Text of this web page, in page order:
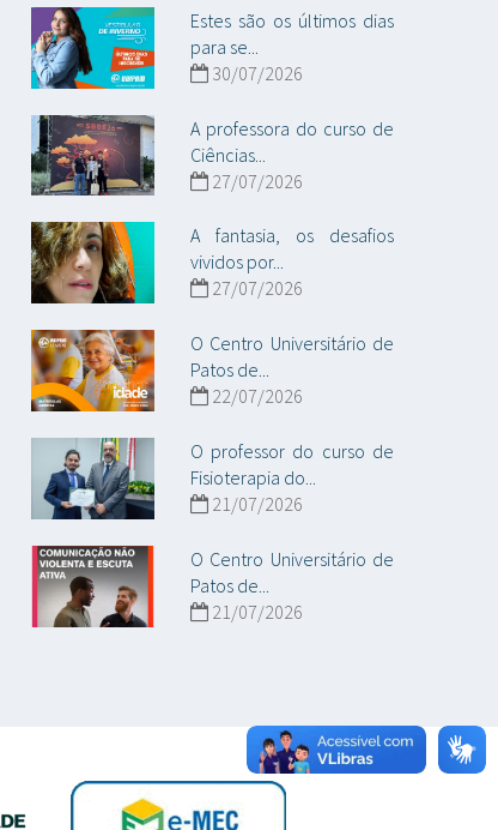
Estes são os últimos dias
para se...
30/07/2026
A professora do curso de
Ciências...
27/07/2026
A fantasia, os desafios
vividos por...
27/07/2026
O Centro Universitário de
Patos de...
22/07/2026
O professor do curso de
Fisioterapia do...
21/07/2026
O Centro Universitário de
Patos de...
21/07/2026